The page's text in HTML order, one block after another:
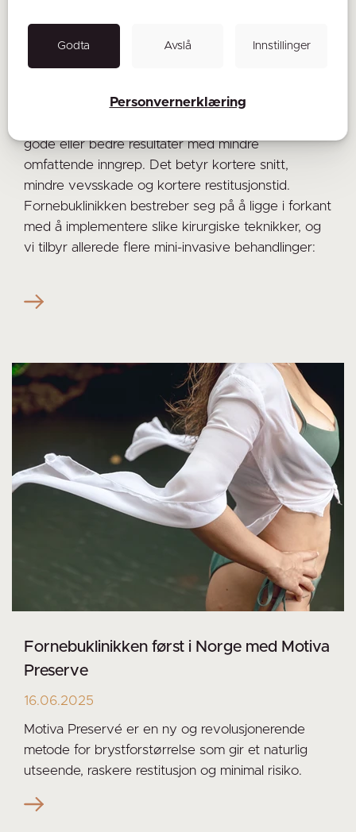
Mini-invasiv plastikkirurgi, det lille snittet
med stor betydning
gode eller bedre resultater med mindre
omfattende inngrep. Det betyr kortere snitt,
mindre vevsskade og kortere restitusjonstid.
Fornebuklinikken bestreber seg på å ligge i forkant
med å implementere slike kirurgiske teknikker, og
vi tilbyr allerede flere mini-invasive behandlinger:
Fornebuklinikken først i Norge med Motiva
Preserve
16.06.2025
Motiva Preservé er en ny og revolusjonerende
metode for brystforstørrelse som gir et naturlig
utseende, raskere restitusjon og minimal risiko.
Godta Avslå Innstillinger
Personvernerklæring